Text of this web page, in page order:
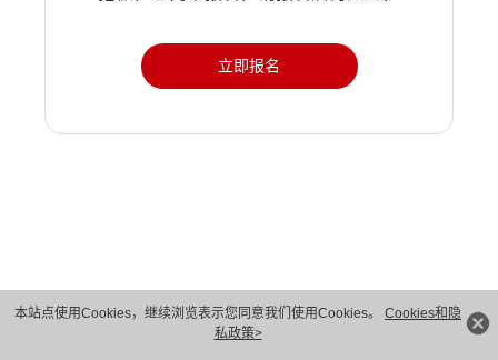
本站点使用Cookies，继续浏览表示您同意我们使用Cookies。 Cookies和隐
私政策>
立即报名